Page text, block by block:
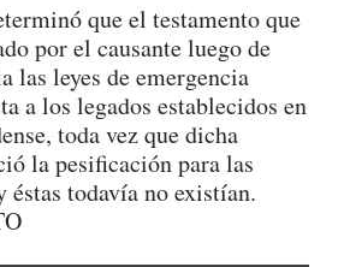
que el testamento que
por el causante luego de
las leyes de emergencia
a los legados establecidos en
toda vez que dicha
la pesificación para las
éstas todavía no existían.